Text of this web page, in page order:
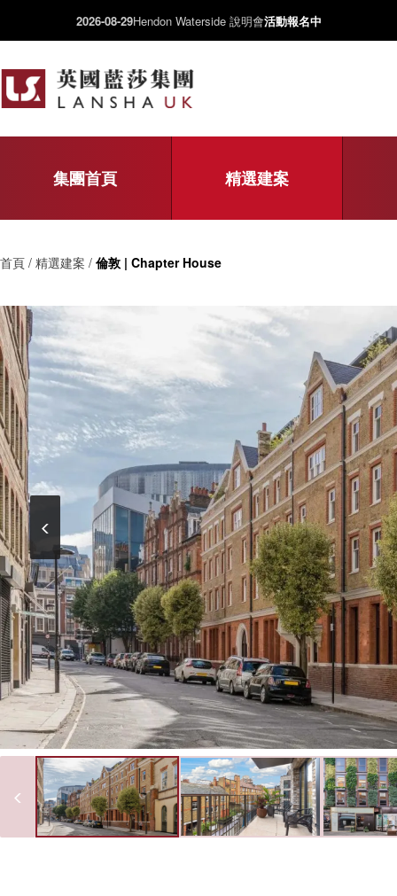
2026-08-29Hendon Waterside 說明會活動報名中
集團首頁 精選建案
首頁 / 精選建案 / 倫敦 | Chapter House